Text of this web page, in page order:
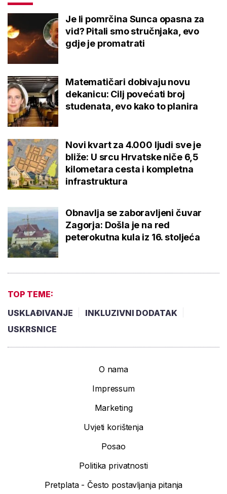
Je li pomrčina Sunca opasna za
vid? Pitali smo stručnjaka, evo
gdje je promatrati
Matematičari dobivaju novu
dekanicu: Cilj povećati broj
studenata, evo kako to planira
Novi kvart za 4.000 ljudi sve je
bliže: U srcu Hrvatske niče 6,5
kilometara cesta i kompletna
infrastruktura
Obnavlja se zaboravljeni čuvar
Zagorja: Došla je na red
peterokutna kula iz 16. stoljeća
TOP TEME:
USKLAĐIVANJE
INKLUZIVNI DODATAK
USKRSNICE
O nama
Impressum
Marketing
Uvjeti korištenja
Posao
Politika privatnosti
Pretplata - Često postavljanja pitanja